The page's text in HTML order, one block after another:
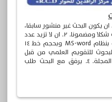
النشر في مجلة رواقات ١. ان يكون البحث غير منشور سابقا،
وأن يلتزم بشروط البحث العلمي شكلا ومضمونا. ٢. ان لا تزيد عدد
صفحاته عن ٢٠ صفحة مطبوعة بنظام MS-word وبحجم خط ١٤
٣. تخضع البحوث للتقويم العلمي من قبل
محكمين تنتدبهم هيأة تحرير المجلة. ٤. يرفق مع البحث طلب